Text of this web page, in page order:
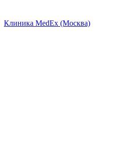
Клиника MedEx (Москва)